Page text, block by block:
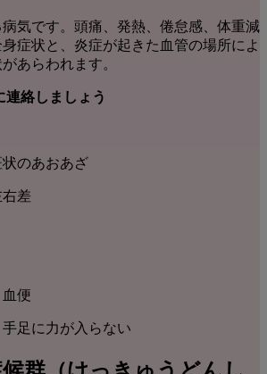
気です。頭痛、発熱、倦怠感、体重減
症状と、炎症が起きた血管の場所によ
あらわれます。
連絡しましょう
のあおあざ
差
便
足に力が入らない